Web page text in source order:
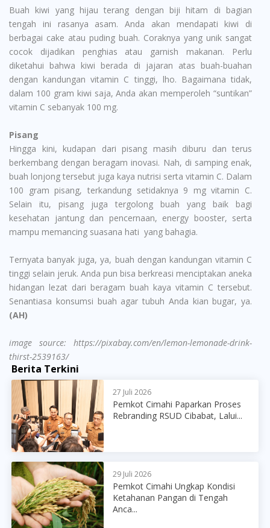
Buah kiwi yang hijau terang dengan biji hitam di bagian
tengah ini rasanya asam. Anda akan mendapati kiwi di
berbagai cake atau puding buah. Coraknya yang unik sangat
cocok dijadikan penghias atau garnish makanan. Perlu
diketahui bahwa kiwi berada di jajaran atas buah-buahan
dengan kandungan vitamin C tinggi, lho. Bagaimana tidak,
dalam 100 gram kiwi saja, Anda akan memperoleh “suntikan”
vitamin C sebanyak 100 mg.
Pisang
Hingga kini, kudapan dari pisang masih diburu dan terus
berkembang dengan beragam inovasi. Nah, di samping enak,
buah lonjong tersebut juga kaya nutrisi serta vitamin C. Dalam
100 gram pisang, terkandung setidaknya 9 mg vitamin C.
Selain itu, pisang juga tergolong buah yang baik bagi
kesehatan jantung dan pencernaan, energy booster, serta
mampu memancing suasana hati yang bahagia.
Ternyata banyak juga, ya, buah dengan kandungan vitamin C
tinggi selain jeruk. Anda pun bisa berkreasi menciptakan aneka
hidangan lezat dari beragam buah kaya vitamin C tersebut.
Senantiasa konsumsi buah agar tubuh Anda kian bugar, ya.
(AH)
image source: https://pixabay.com/en/lemon-lemonade-drink-
thirst-2539163/
Berita Terkini
27 Juli 2026
Pemkot Cimahi Paparkan Proses
Rebranding RSUD Cibabat, Lalui...
29 Juli 2026
Pemkot Cimahi Ungkap Kondisi
Ketahanan Pangan di Tengah
Anca...